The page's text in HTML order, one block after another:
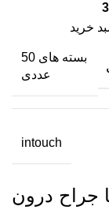
خرید
بسته های 50
عددی
intouch
جراح درون